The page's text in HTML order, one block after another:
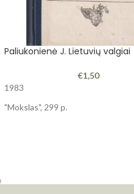
Paliukonienė J. Lietuvių valgiai
€1,50
1983
"Mokslas", 299 p.